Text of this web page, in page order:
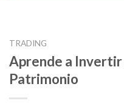
TRADING
Aprende a
Patrimonio